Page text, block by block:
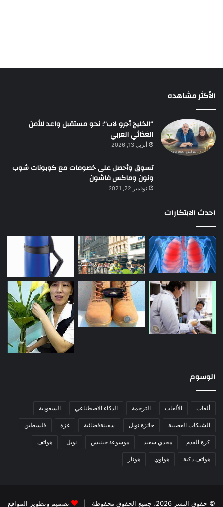
الأكثر مشاهده
“الخليج أجرو لاب”: نحو مستقبل واعد للأمن
الغذائي العربي
أبريل 13, 2026
تسوق وأحصل على خصومات مع كوبونات شوب
ونون وماكس فاشون
نوفمبر 22, 2021
احدث الابتكارات
الوسوم
ألعاب الألعاب الترجمة الذكاء الاصطناعي السعودية
الشبكات العصبية جائزة نوبل سفينةفضائية غزة فلسطين
كرة القدم مجدي سعيد موسوعة جينيس نوبل هواتف
هواتف ذكية هواوي هونار
© حقوق النشر 2026، جميع الحقوق محفوظة | تصميم وتطوير المواقع